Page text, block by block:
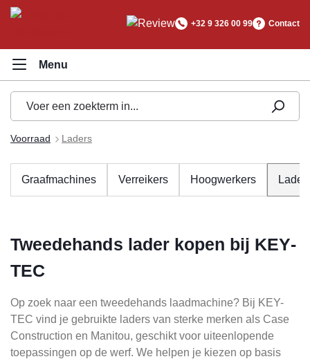
+32 9 326 00 99 Contact
Voorraad Laders
Graafmachines Verreikers Hoogwerkers
Tweedehands lader kopen bij KEY-
TEC
Op zoek naar een tweedehands laadmachine? Bij KEY-
TEC vind je gebruikte laders van sterke merken als Case
Construction en Manitou, geschikt voor uiteenlopende
toepassingen op de werf. We helpen je kiezen op basis